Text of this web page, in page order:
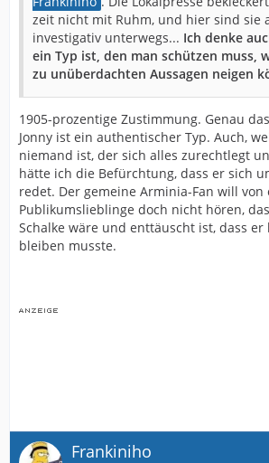
zeit nicht mit Ruhm, und hier sind sie
investigativ unterwegs... Ich denke
ein Typ ist, den man schützen muss,
zu unüberdachten Aussagen neigen
1905-prozentige Zustimmung. Genau
Jonny ist ein authentischer Typ. Auch,
niemand ist, der sich alles zurechtlegt
hätte ich die Befürchtung, dass er sich
redet. Der gemeine Arminia-Fan will von
Publikumslieblinge doch nicht hören,
Schalke wäre und enttäuscht ist, dass er
bleiben musste.
Frankiniho